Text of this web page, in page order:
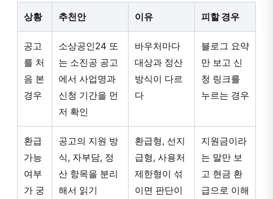
상황 추천안 이유 피할 경우
공고
를 처
음 본
경우
소상공인24 또
는 소진공 공고
에서 사업명과
신청 기간을 먼
저 확인
바우처마다
대상과 정산
방식이 다르
다
블로그 요약
만 보고 신
청 링크를
누르는 경우
환급
가능
여부
가 궁
공고의 지원 방
식, 자부담, 정
산 항목을 분리
해서 읽기
환급형, 선지
급형, 사용처
제한형이 섞
이면 판단이
지원금이라
는 말만 보
고 현금 환
급으로 이해